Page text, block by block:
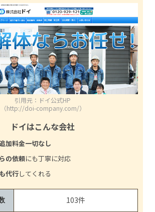
引用元：ドイ公式HP
（http://doi-company.com/）
ドイはこんな会社
加料金一切なし
の依頼にも丁寧に対応
代行してくれる
103件